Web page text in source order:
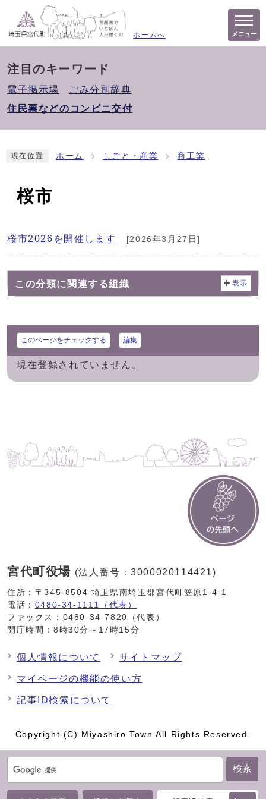
ホームへ メニュー
検索
注目のキーワード
電子掲示場
ごみ分別辞典
住民票などのコンビニ交付
現在位置 ホーム しごと・産業 商工業
桜市
桜市2026を開催します [2026年3月27日]
この分類に関連する組織 表示
このページをチェックする 編集
現在登録されていません。
宮代町役場 (法人番号：3000020114421)
住所：〒345-8504 埼玉県南埼玉郡宮代町笠原1-4-1
電話： 0480-34-1111（代表）
ファックス：0480-34-7820（代表）
開庁時間：8時30分～17時15分
個人情報について サイトマップ
マイページの機能の使い方
記事ID検索について
Copyright (C) Miyashiro Town All Rights Reserved.